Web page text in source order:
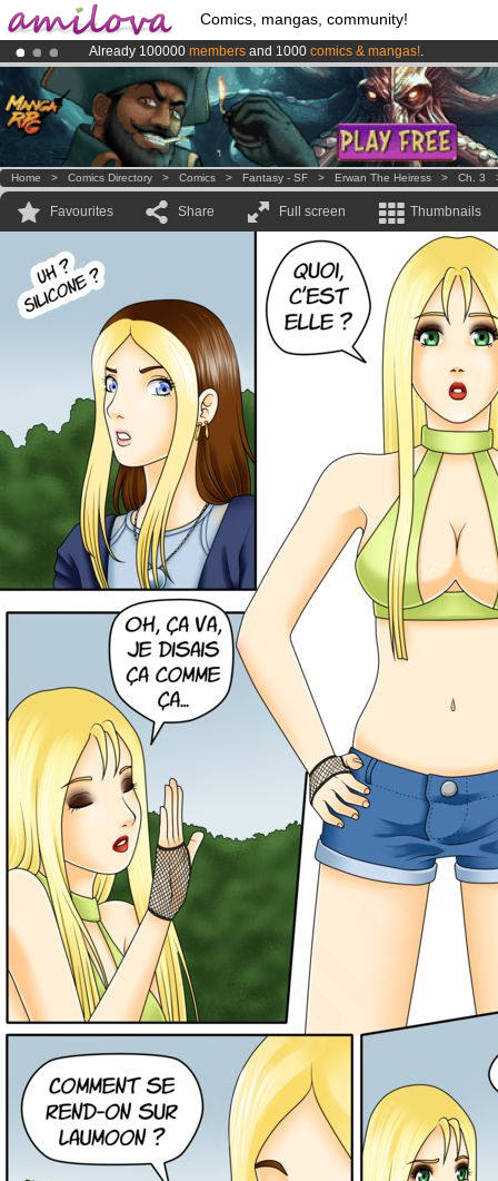
Comics, mangas, community!
Already 100000 members and 1000 comics & mangas!.
Premium membership from3.95 eurosper month !Get membership
AmilovaKickstarter is now LIVE!.
Home > Comics Directory > Comics > Fantasy - SF > Erwan The Heiress > Ch. 3
Favourites Share Full screen Thumbnails